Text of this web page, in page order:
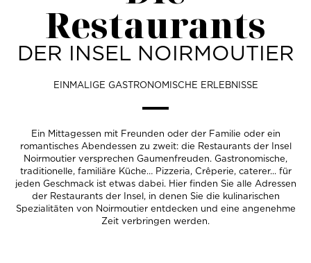
Restaurants
DER INSEL NOIRMOUTIER
EINMALIGE GASTRONOMISCHE ERLEBNISSE
Ein Mittagessen mit Freunden oder der Familie oder ein
romantisches Abendessen zu zweit: die Restaurants der Insel
Noirmoutier versprechen Gaumenfreuden. Gastronomische,
traditionelle, familiäre Küche… Pizzeria, Crêperie, caterer... für
jeden Geschmack ist etwas dabei. Hier finden Sie alle Adressen
der Restaurants der Insel, in denen Sie die kulinarischen
Spezialitäten von Noirmoutier entdecken und eine angenehme
Zeit verbringen werden.